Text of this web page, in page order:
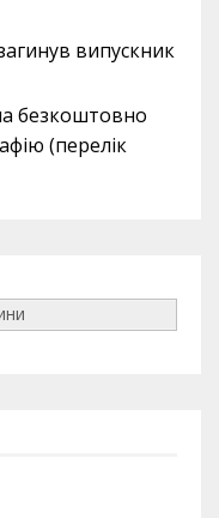
випускник
безкоштовно
(перелік